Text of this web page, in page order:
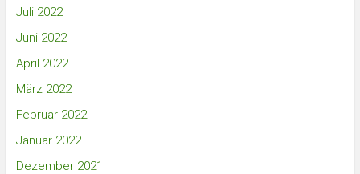
Juli 2022
Juni 2022
April 2022
März 2022
Februar 2022
Januar 2022
Dezember 2021